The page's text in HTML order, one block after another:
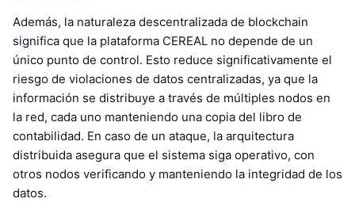
Además, la naturaleza descentralizada de blockchain
significa que la plataforma CEREAL no depende de un
único punto de control. Esto reduce significativamente el
riesgo de violaciones de datos centralizadas, ya que la
información se distribuye a través de múltiples nodos en
la red, cada uno manteniendo una copia del libro de
contabilidad. En caso de un ataque, la arquitectura
distribuida asegura que el sistema siga operativo, con
otros nodos verificando y manteniendo la integridad de los
datos.